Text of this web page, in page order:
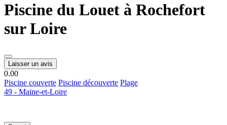
Piscine du Louet à Rochefort
sur Loire
Laisser un avis
0.00
Piscine couverte Piscine découverte Plage
49 - Maine-et-Loire